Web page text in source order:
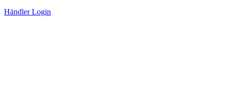
Händler Login